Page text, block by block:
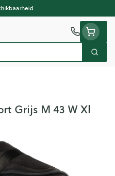
Zoek
Grijs M 43 W Xl